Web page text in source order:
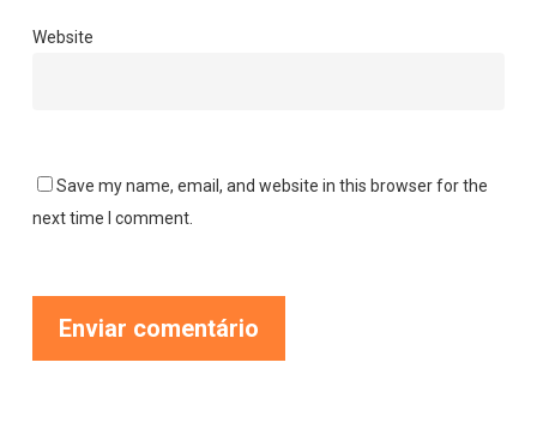
Website
Save my name, email, and website in this browser for the
next time I comment.